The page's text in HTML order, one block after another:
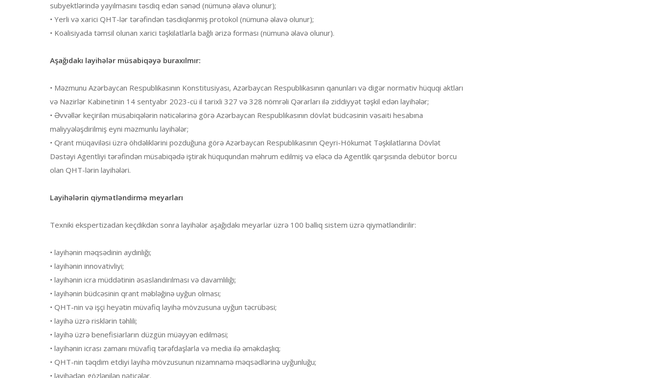
subyektlərində yayılmasını təsdiq edən sənəd (nümunə əlavə olunur);
• Yerli və xarici QHT-lər tərəfindən təsdiqlənmiş protokol (nümunə əlavə olunur);
• Koalisiyada təmsil olunan xarici təşkilatlarla bağlı ərizə forması (nümunə əlavə olunur).
Aşağıdakı layihələr müsabiqəyə buraxılmır:
• Məzmunu Azərbaycan Respublikasının Konstitusiyası, Azərbaycan Respublikasının qanunları və digər normativ hüquqi aktları
və Nazirlər Kabinetinin 14 sentyabr 2023-cü il tarixli 327 və 328 nömrəli Qərarları ilə ziddiyyət təşkil edən layihələr;
• Əvvəllər keçirilən müsabiqələrin nəticələrinə görə Azərbaycan Respublikasının dövlət büdcəsinin vəsaiti hesabına
maliyyələşdirilmiş eyni məzmunlu layihələr;
• Qrant müqaviləsi üzrə öhdəliklərini pozduğuna görə Azərbaycan Respublikasının Qeyri-Hökumət Təşkilatlarına Dövlət
Dəstəyi Agentliyi tərəfindən müsabiqədə iştirak hüququndan məhrum edilmiş və eləcə də Agentlik qarşısında debütor borcu
olan QHT-lərin layihələri.
Layihələrin qiymətləndirmə meyarları
Texniki ekspertizadan keçdikdən sonra layihələr aşağıdakı meyarlar üzrə 100 ballıq sistem üzrə qiymətləndirilir:
• layihənin məqsədinin aydınlığı;
• layihənin innovativliyi;
• layihənin icra müddətinin əsaslandırılması və davamlılığı;
• layihənin büdcəsinin qrant məbləğinə uyğun olması;
• QHT-nin və işçi heyətin müvafiq layihə mövzusuna uyğun təcrübəsi;
• layihə üzrə risklərin təhlili;
• layihə üzrə benefisiarların düzgün müəyyən edilməsi;
• layihənin icrası zamanı müvafiq tərəfdaşlarla və media ilə əməkdaşlıq;
• QHT-nin təqdim etdiyi layihə mövzusunun nizamnamə məqsədlərinə uyğunluğu;
• layihədən gözlənilən nəticələr.